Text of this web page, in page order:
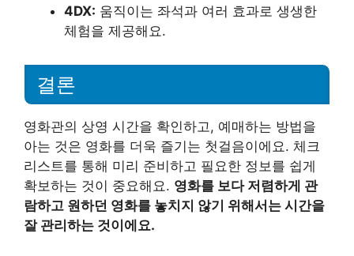
4DX: 움직이는 좌석과 여러 효과로 생생한
체험을 제공해요.
결론
영화관의 상영 시간을 확인하고, 예매하는 방법을
아는 것은 영화를 더욱 즐기는 첫걸음이에요. 체크
리스트를 통해 미리 준비하고 필요한 정보를 쉽게
확보하는 것이 중요해요. 영화를 보다 저렴하게 관
람하고 원하던 영화를 놓치지 않기 위해서는 시간을
잘 관리하는 것이에요.